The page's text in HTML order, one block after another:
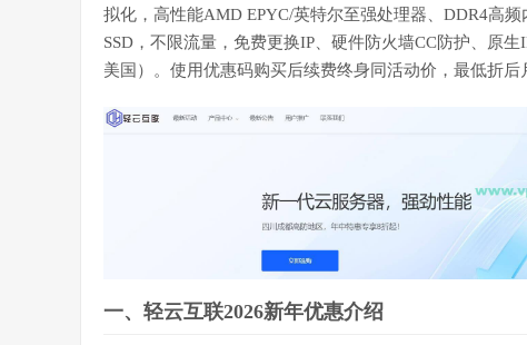
拟化，高性能AMD EPYC/英特尔至强处理器、DDR4高频
SSD，不限流量，免费更换IP、硬件防火墙CC防护、原生
美国）。使用优惠码购买后续费终身同活动价，最低折后
一、轻云互联2026新年优惠介绍